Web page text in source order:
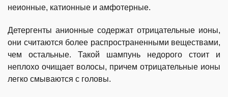
неионные, катионные и амфотерные.
Детергенты анионные содержат отрицательные ионы,
они считаются более распространенными веществами,
чем остальные. Такой шампунь недорого стоит и
неплохо очищает волосы, причем отрицательные ионы
легко смываются с головы.